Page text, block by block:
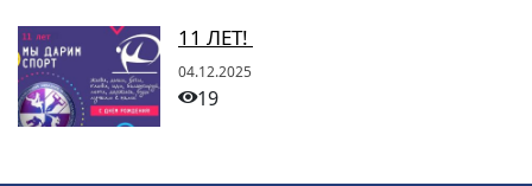
11 ЛЕТ!
04.12.2025
19